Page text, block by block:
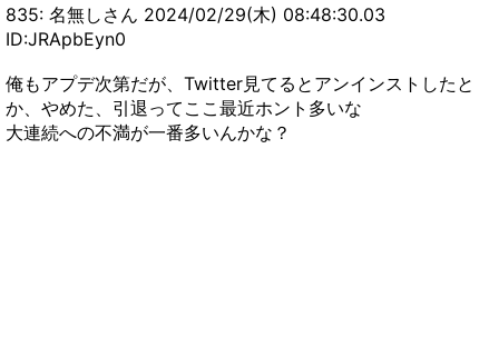
【まとめ速報攻略】
【MHWI】モンハンで一番はアイスボーン、サン
ブレイクはそれを越えられなかった←この意見は
正しい？【まとめ速報攻略】
【モンハンNow】注意！作って後悔した武器がこ
ちら！！！！！【まとめ速報攻略】
【モンハンNow】悲報！位置偽装YouTuberが涙
835: 名無しさん 2024/02/29(木) 08:48:30.03
ID:JRApbEyn0
俺もアプデ次第だが、Twitter見てるとアンインストしたと
か、やめた、引退ってここ最近ホント多いな
大連続への不満が一番多いんかな？